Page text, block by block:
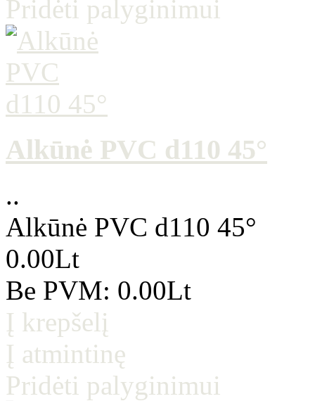
Pridėti palyginimui
Alkūnė PVC d110 45°
..
Alkūnė PVC d110 45°
0.00Lt
Be PVM: 0.00Lt
Į krepšelį
Į atmintinę
Pridėti palyginimui